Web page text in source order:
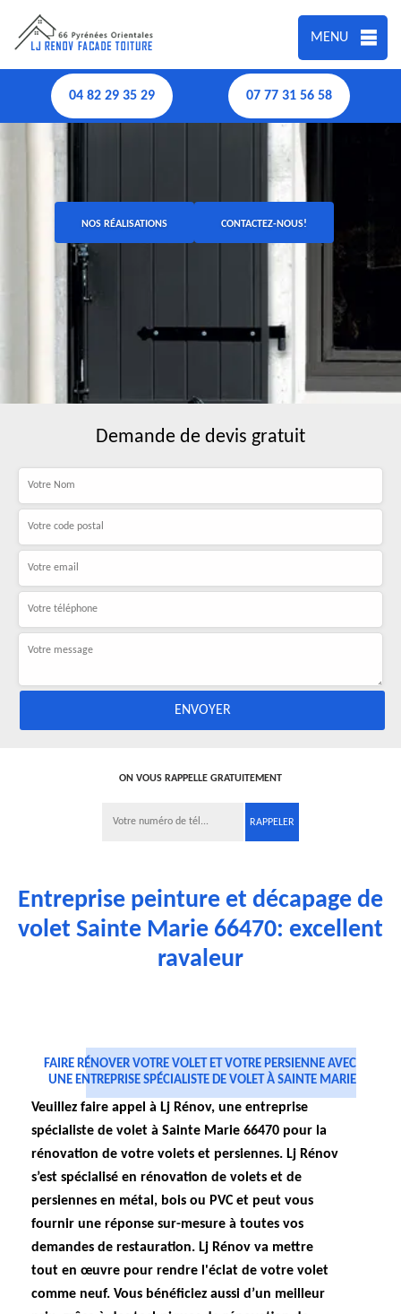
MENU
04 82 29 35 29 07 77 31 56 58
NOS RÉALISATIONS CONTACTEZ-NOUS!
Demande de devis gratuit
ON VOUS RAPPELLE GRATUITEMENT
Entreprise peinture et décapage de
volet Sainte Marie 66470: excellent
ravaleur
FAIRE RÉNOVER VOTRE VOLET ET VOTRE PERSIENNE AVEC
UNE ENTREPRISE SPÉCIALISTE DE VOLET À SAINTE MARIE
Veuillez faire appel à Lj Rénov, une entreprise
spécialiste de volet à Sainte Marie 66470 pour la
rénovation de votre volets et persiennes. Lj Rénov
s’est spécialisé en rénovation de volets et de
persiennes en métal, bois ou PVC et peut vous
fournir une réponse sur-mesure à toutes vos
demandes de restauration. Lj Rénov va mettre
tout en œuvre pour rendre l'éclat de votre volet
comme neuf. Vous bénéficiez aussi d’un meilleur